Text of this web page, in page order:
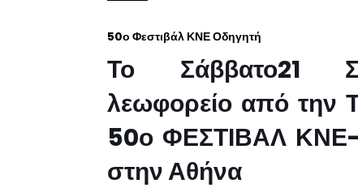
50ο Φεστιβάλ ΚΝΕ Οδηγητή
Το Σάββατο21
λεωφορείο από την
50ο ΦΕΣΤΙΒΑΛ
στην Αθήνα